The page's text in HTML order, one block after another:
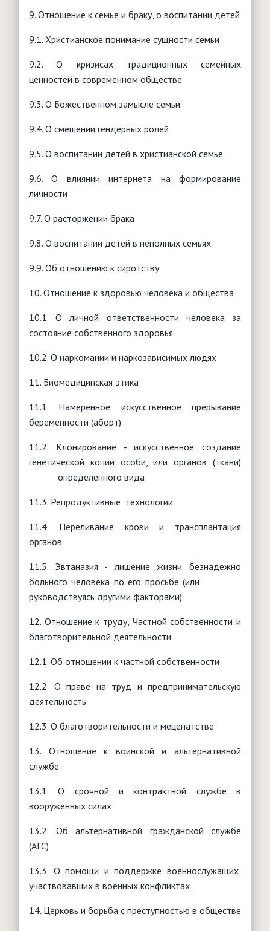
9. Отношение к семье и браку, о воспитании детей
9.1. Христианское понимание сущности семьи
9.2. О кризисах традиционных семейных
ценностей в современном обществе
9.3. О Божественном замысле семьи
9.4. О смешении гендерных ролей
9.5. О воспитании детей в христианской семье
9.6. О влиянии интернета на формирование
личности
9.7. О расторжении брака
9.8. О воспитании детей в неполных семьях
9.9. Об отношению к сиротству
10. Отношение к здоровью человека и общества
10.1. О личной ответственности человека за
состояние собственного здоровья
10.2. О наркомании и наркозависимых людях
11. Биомедицинская этика
11.1. Намеренное искусственное прерывание
беременности (аборт)
11.2. Клонирование - искусственное создание
генетической копии особи, или органов (ткани)
определенного вида
11.3. Репродуктивные технологии
11.4. Переливание крови и трансплантация
органов
11.5. Эвтаназия - лишение жизни безнадежно
больного человека по его просьбе (или
руководствуясь другими факторами)
12. Отношение к труду, Частной собственности и
благотворительной деятельности
12.1. Об отношении к частной собственности
12.2. О праве на труд и предпринимательскую
деятельность
12.3. О благотворительности и меценатстве
13. Отношение к воинской и альтернативной
службе
13.1. О срочной и контрактной службе в
вооруженных силах
13.2. Об альтернативной гражданской службе
(АГС)
13.3. О помощи и поддержке военнослужащих,
участвовавших в военных конфликтах
14. Церковь и борьба с преступностью в обществе